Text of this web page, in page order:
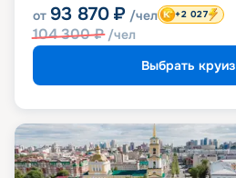
от 93 870 ₽ /чел
104 300₽ /чел
+2 027
Выбрать круиз